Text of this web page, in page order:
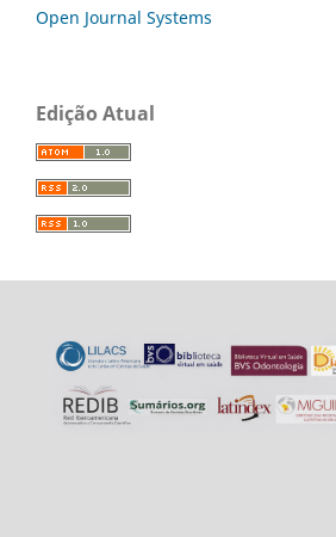
Open Journal Systems
Edição Atual